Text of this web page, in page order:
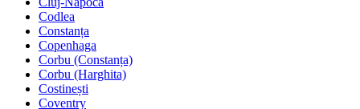
Codlea
Constanța
Copenhaga
Corbu (Constanța)
Corbu (Harghita)
Costinești
Coventry